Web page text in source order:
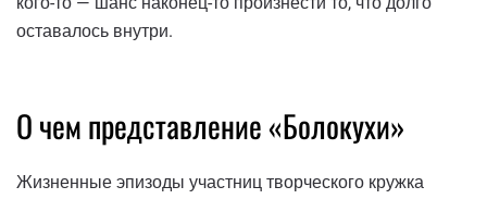
оставалось внутри.
О чем представление «Болокухи»
Жизненные эпизоды участниц творческого кружка